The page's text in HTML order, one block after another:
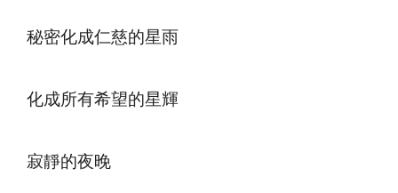
秘密化成仁慈的星雨
化成所有希望的星輝
寂靜的夜晚